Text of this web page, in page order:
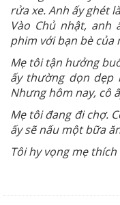
rửa xe. Anh ấy ghét
Vào Chủ nhật,
phim với bạn bè
Mẹ tôi tận hưởng
ấy thường dọn dẹp
Nhưng hôm nay, cô
Mẹ tôi đang đi chợ.
ấy sẽ nấu một bữa
Tôi hy vọng mẹ